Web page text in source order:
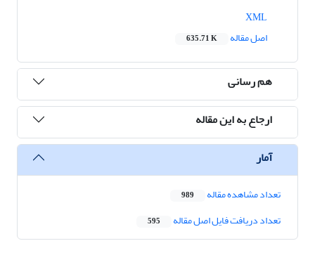
اصل مقاله
635.71 K
هم رسانی
ارجاع به این مقاله
آمار
تعداد مشاهده مقاله 989
تعداد دریافت فایل اصل مقاله 595